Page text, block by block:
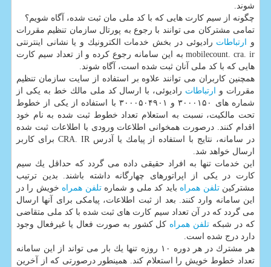
شوند.
چگونه از سیم كارت هایی كه با كد ملی مان ثبت شده، آگاه شویم؟
تمامی مشتركان می توانند با رجوع به پورتال سازمان تنظیم مقررات
و ارتباطات رادیوئی در بخش خدمات الكترونیك و یا نشانی اینترنتی
mobilecount. cra. ir به این سامانه رجوع كرده و از تعداد سیم كارت
هایی كه با كد ملی آنان ثبت شده است، آگاه شوند.
همچنین كاربران می توانند علاوه بر استفاده از سایت سازمان تنظیم
مقررات و ارتباطات رادیوئی، با ارسال كد ملی مالك خط به یكی از
شماره های ۳۰۰۰۱۵۰ و ۳۰۰۰۵۰۴۹۰۱ با استفاده از یكی از خطوط
تحت مالكیت، نسبت به استعلام تعداد خطوط ثبت شده به نام خود
اقدام كنند. درصورت همخوانی اطلاعات ورودی با اطلاعات ثبت شده
در سامانه، نتایج با استفاده از پیامك یا آدرس CRA. IR برای كاربر
ارسال خواهد شد.
این خدمات تنها به افراد حقیقی داده می گردد كه حداقل یك سیم
كارت در یكی از اپراتورهای چهارگانه داشته باشند. بدین ترتیب
مشتركینتلفن همراه باید كد ملی و شمارهتلفن همراه خویش را در
این سامانه وارد كنند. بعد از ثبت اطلاعات، پیامكی برای آنها ارسال
می گردد كه در آن تعداد سیم كارت های ثبت شده با كد ملی متقاضی
كه در شبكه تلفن همراه كل كشور به صورت فعال یا غیرفعال وجود
دارد درج شده است.
هر مشترك در هر دوره ۱۰ روزه تنها یك بار می تواند از این سامانه
تعداد خطوط خویش را استعلام كند. همینطور درصورتی كه از آخرین